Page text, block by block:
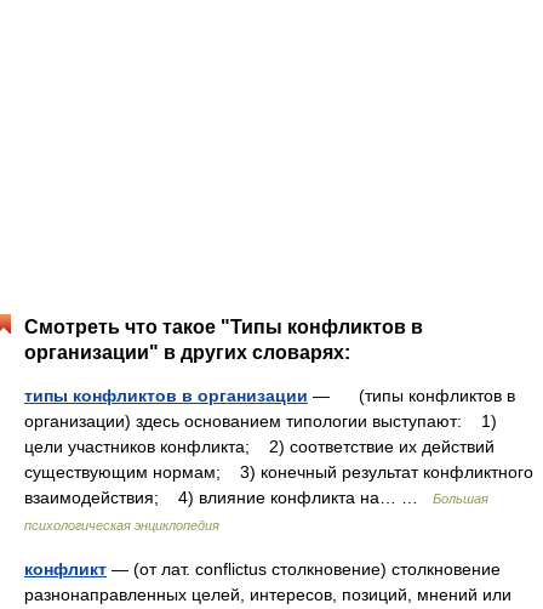
Смотреть что такое "Типы конфликтов в
организации" в других словарях:
типы конфликтов в организации — (типы конфликтов в
организации) здесь основанием типологии выступают: 1)
цели участников конфликта; 2) соответствие их действий
существующим нормам; 3) конечный результат конфликтного
взаимодействия; 4) влияние конфликта на… …
Большая
психологическая энциклопедия
конфликт — (от лат. conflictus столкновение) столкновение
разнонаправленных целей, интересов, позиций, мнений или